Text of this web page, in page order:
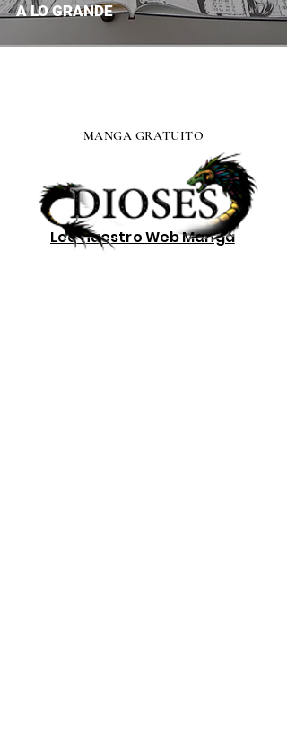
A LO GRANDE
Lee nuestroWeb Manga
MANGA GRATUITO